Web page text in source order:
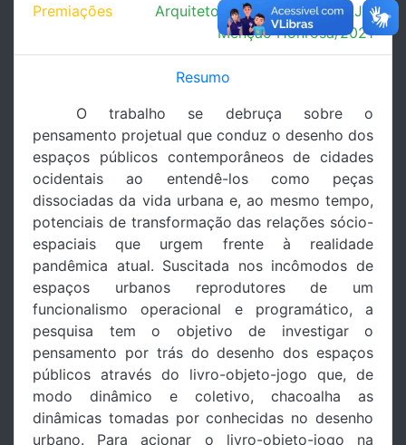
Premiações
Arquiteto do Amanhã - IAB/RJ -
Menção Honrosa/2021
Resumo
O trabalho se debruça sobre o
pensamento projetual que conduz o desenho dos
espaços públicos contemporâneos de cidades
ocidentais ao entendê-los como peças
dissociadas da vida urbana e, ao mesmo tempo,
potenciais de transformação das relações sócio-
espaciais que urgem frente à realidade
pandêmica atual. Suscitada nos incômodos de
espaços urbanos reprodutores de um
funcionalismo operacional e programático, a
pesquisa tem o objetivo de investigar o
pensamento por trás do desenho dos espaços
públicos através do livro-objeto-jogo que, de
modo dinâmico e coletivo, chacoalha as
dinâmicas tomadas por conhecidas no desenho
urbano. Para acionar o livro-objeto-jogo na